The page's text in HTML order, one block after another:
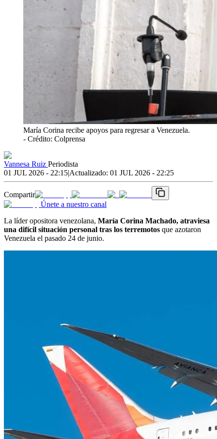
María Corina recibe apoyos para regresar a Venezuela.
- Crédito: Colprensa
Vannesa Ruiz Periodista
01 JUL 2026 - 22:15|Actualizado: 01 JUL 2026 - 22:25
Compartir
Únete a nuestro canal
La líder opositora venezolana, María Corina Machado, atraviesa
una difícil situación personal tras los terremotos que azotaron
Venezuela el pasado 24 de junio.